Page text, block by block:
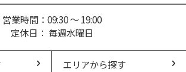
営業時間：09:30 ～ 19:00
定休日： 毎週水曜日
エリアから探す